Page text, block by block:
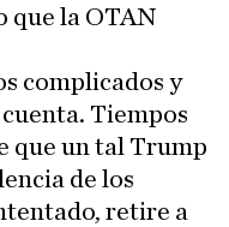
que la OTAN
complicados y
Tiempos
que un tal Trump
de los
retire a